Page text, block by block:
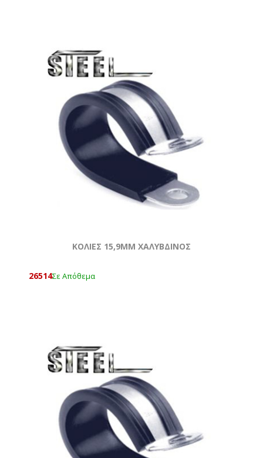
ΚΟΛΙΕΣ 15,9MM ΧΑΛΥΒΔΙΝΟΣ
26514Σε Απόθεμα